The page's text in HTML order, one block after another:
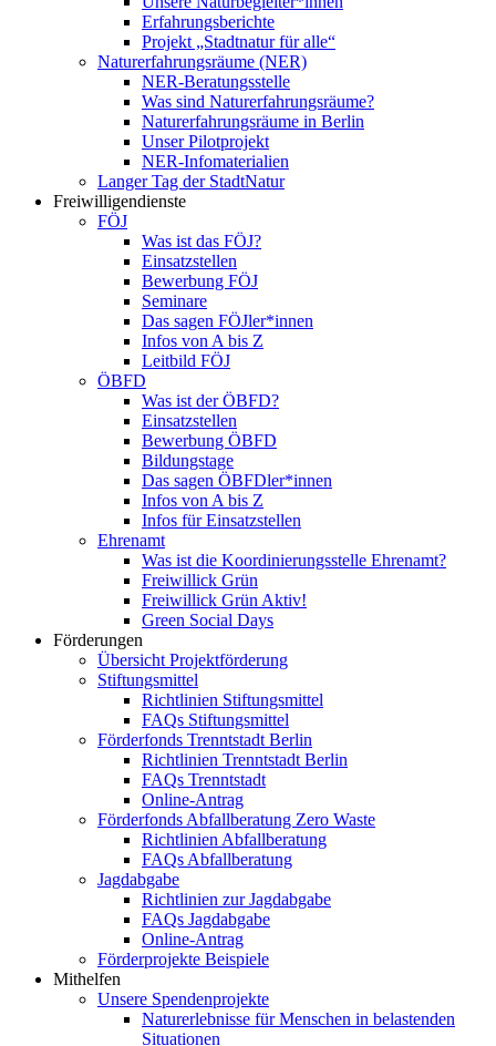
Erfahrungsberichte
Projekt „Stadtnatur für alle“
Naturerfahrungsräume (NER)
NER-Beratungsstelle
Was sind Naturerfahrungsräume?
Naturerfahrungsräume in Berlin
Unser Pilotprojekt
NER-Infomaterialien
Langer Tag der StadtNatur
Freiwilligendienste
FÖJ
Was ist das FÖJ?
Einsatzstellen
Bewerbung FÖJ
Seminare
Das sagen FÖJler*innen
Infos von A bis Z
Leitbild FÖJ
ÖBFD
Was ist der ÖBFD?
Einsatzstellen
Bewerbung ÖBFD
Bildungstage
Das sagen ÖBFDler*innen
Infos von A bis Z
Infos für Einsatzstellen
Ehrenamt
Was ist die Koordinierungsstelle Ehrenamt?
Freiwillick Grün
Freiwillick Grün Aktiv!
Green Social Days
Förderungen
Übersicht Projektförderung
Stiftungsmittel
Richtlinien Stiftungsmittel
FAQs Stiftungsmittel
Förderfonds Trenntstadt Berlin
Richtlinien Trenntstadt Berlin
FAQs Trenntstadt
Online-Antrag
Förderfonds Abfallberatung Zero Waste
Richtlinien Abfallberatung
FAQs Abfallberatung
Jagdabgabe
Richtlinien zur Jagdabgabe
FAQs Jagdabgabe
Online-Antrag
Förderprojekte Beispiele
Mithelfen
Unsere Spendenprojekte
Naturerlebnisse für Menschen in belastenden
Situationen